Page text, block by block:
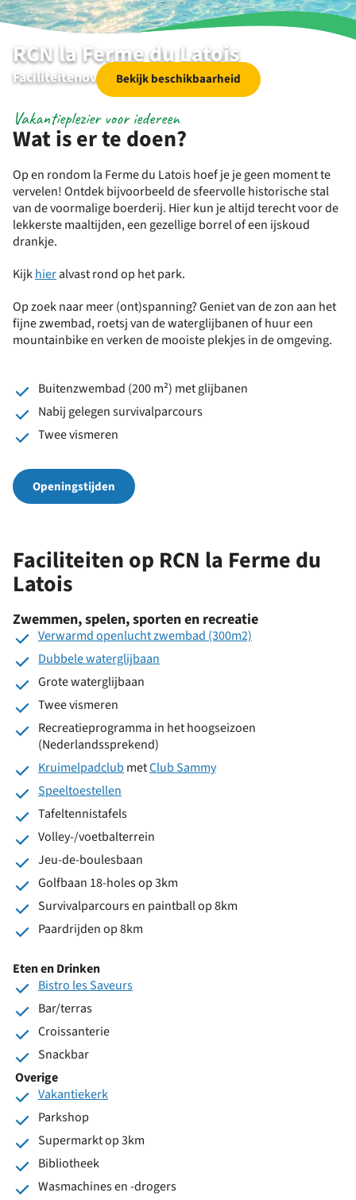
RCN la Ferme du Latois
FaciliteitenoverzichtBekijk beschikbaarheid
Wat is er te doen?
Vakantieplezier voor iedereen
Op en rondom la Ferme du Latois hoef je je geen moment te
vervelen! Ontdek bijvoorbeeld de sfeervolle historische stal
van de voormalige boerderij. Hier kun je altijd terecht voor de
lekkerste maaltijden, een gezellige borrel of een ijskoud
drankje.
Kijkhieralvast rond op het park.
Op zoek naar meer (ont)spanning? Geniet van de zon aan het
fijne zwembad, roetsj van de waterglijbanen of huur een
mountainbike en verken de mooiste plekjes in de omgeving.
Buitenzwembad (200 m²) met glijbanen
Nabij gelegen survivalparcours
Twee vismeren
Openingstijden
Faciliteiten op RCN la Ferme du
Latois
Zwemmen, spelen, sporten en recreatie
Verwarmd openlucht zwembad (300m2)
Dubbele waterglijbaan
Grote waterglijbaan
Twee vismeren
Recreatieprogramma in het hoogseizoen
(Nederlandssprekend)
Kruimelpadclub metClub Sammy
Speeltoestellen
Tafeltennistafels
Volley-/voetbalterrein
Jeu-de-boulesbaan
Golfbaan 18-holes op 3km
Survivalparcours en paintball op 8km
Paardrijden op 8km
Eten en Drinken
Bistro les Saveurs
Bar/terras
Croissanterie
Snackbar
Overige
Vakantiekerk
Parkshop
Supermarkt op 3km
Bibliotheek
Wasmachines en -drogers